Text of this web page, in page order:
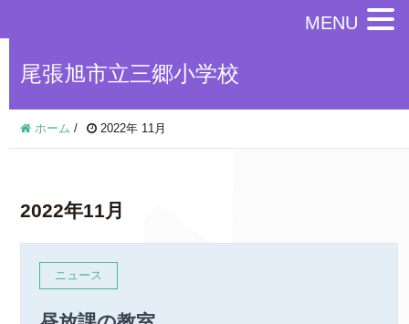
尾張旭市立三郷小学校
ホーム / 2022年 11月
2022年11月
ニュース
MENU